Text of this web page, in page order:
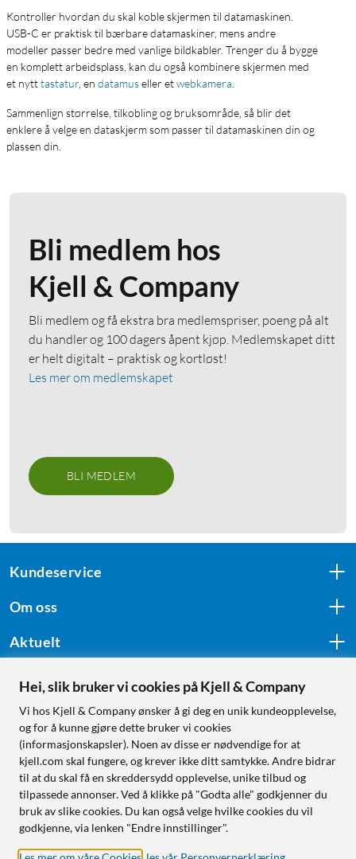
Kontroller hvordan du skal koble skjermen til datamaskinen.
USB-C er praktisk til bærbare datamaskiner, mens andre
modeller passer bedre med vanlige bildkabler. Trenger du å bygge
en komplett arbeidsplass, kan du også kombinere skjermen med
et nytttastatur , en datamuseller etwebkamera
Sammenlign størrelse, tilkobling og bruksområde, så blir det
enklere å velge en dataskjerm som passer til datamaskinen din og
plassen din.
Bli medlem hos
Kjell & Company
Bli medlem og få ekstra bra medlemspriser, poeng på alt
du handler og 100 dagers åpent kjøp. Medlemskapet ditt
er helt digitalt – praktisk og kortløst!
Les mer om medlemskapet
BLI MEDLEM
Kundeservice
Om oss
Aktuelt
Følg oss
Handle fra:
Sverige
Norge
Hei, slik bruker vi cookies på Kjell & Company
Vi hos Kjell & Company ønsker å gi deg en unik kundeopplevelse,
og for å kunne gjøre dette bruker vi cookies
(informasjonskapsler). Noen av disse er nødvendige for at
kjell.com skal fungere, og krever ikke ditt samtykke. Andre bidrar
til at du skal få en skreddersydd opplevelse, unike tilbud og
tilpassede annonser. Ved å klikke på "Godta alle" godkjenner du
bruk av slike cookies. Du kan også velge hvilke cookies du vil
godkjenne, via lenken "Endre innstillinger".